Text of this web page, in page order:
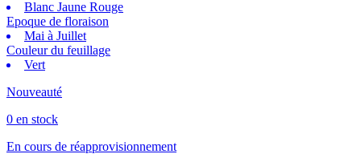
Blanc Jaune Rouge
Epoque de floraison
Mai à Juillet
Couleur du feuillage
Vert
Nouveauté
0 en stock
En cours de réapprovisionnement